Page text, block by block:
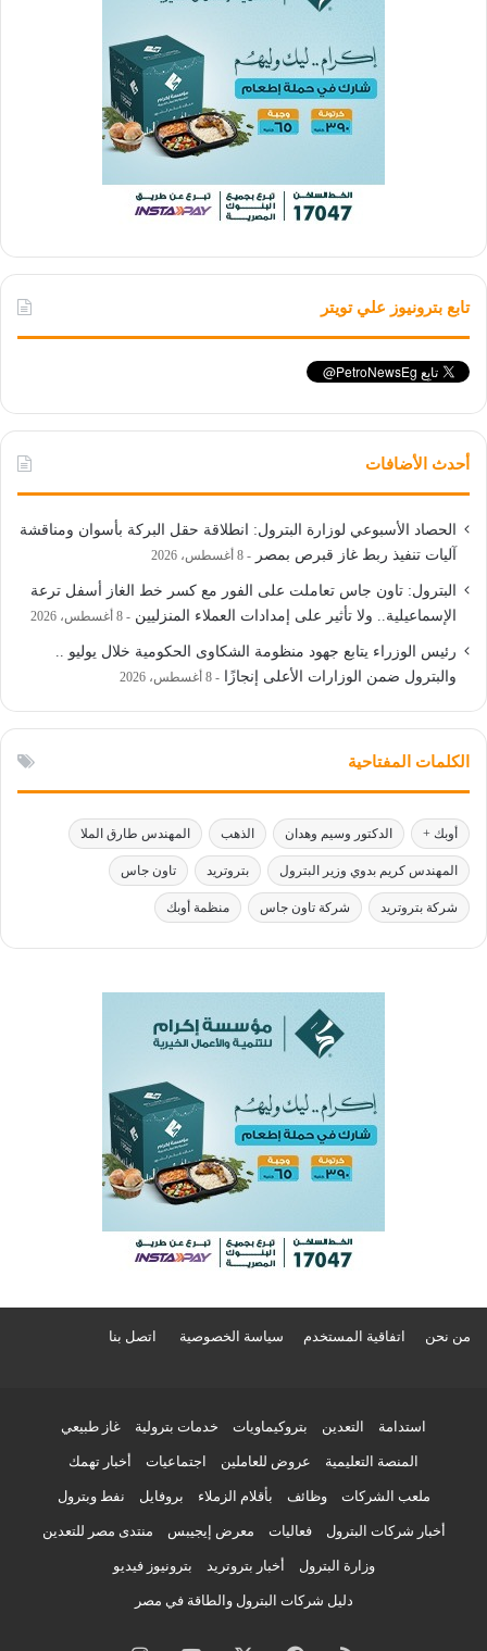
تابع بترونيوز علي تويتر
أحدث الأضافات
الحصاد الأسبوعي لوزارة البترول: انطلاقة حقل البركة بأسوان ومناقشة
آليات تنفيذ ربط غاز قبرص بمصر
8 أغسطس، 2026
البترول: تاون جاس تعاملت على الفور مع كسر خط الغاز أسفل ترعة
الإسماعيلية.. ولا تأثير على إمدادات العملاء المنزليين
8 أغسطس، 2026
رئيس الوزراء يتابع جهود منظومة الشكاوى الحكومية خلال يوليو ..
والبترول ضمن الوزارات الأعلى إنجازًا
8 أغسطس، 2026
الكلمات المفتاحية
أوبك + الدكتور وسيم وهدان الذهب المهندس طارق الملا
المهندس كريم بدوي وزير البترول بتروتريد تاون جاس
شركة بتروتريد شركة تاون جاس منظمة أوبك
من نحن اتفاقية المستخدم سياسة الخصوصية اتصل بنا
استدامة التعدين بتروكيماويات خدمات بترولية غاز طبيعي
المنصة التعليمية عروض للعاملين اجتماعيات أخبار تهمك
ملعب الشركات وظائف بأقلام الزملاء بروفايل نفط وبترول
أخبار شركات البترول فعاليات معرض إيجيبس منتدى مصر للتعدين
وزارة البترول أخبار بتروتريد بترونيوز فيديو
دليل شركات البترول والطاقة في مصر